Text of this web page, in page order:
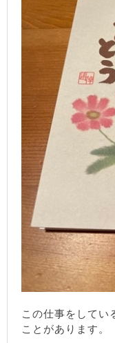
この仕事をしてい
ことがあります。